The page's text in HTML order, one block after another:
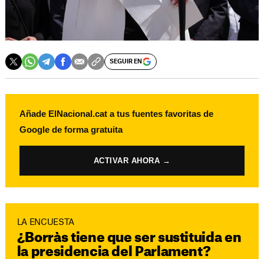
SEGUIR EN
Añade ElNacional.cat a tus fuentes favoritas de
Google de forma gratuita
ACTIVAR AHORA →
LA ENCUESTA
¿Borràs tiene que ser sustituida en
la presidencia del Parlament?